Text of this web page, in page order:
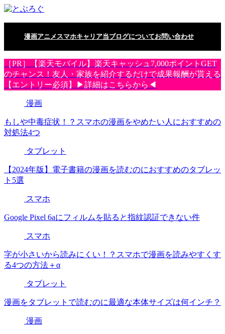
漫画アニメ スマホキャリア当ブログについてお問い合わせ
［PR］【楽天モバイル】楽天キャッシュ7,000ポイントGET
のチャンス！友人・家族を紹介するだけで成果報酬が貰える
【エントリー必須】▶詳細はこちらから◀
漫画
もしや中毒症状！？スマホの漫画をやめたい人におすすめの
対処法4つ
タブレット
【2024年版】電子書籍の漫画を読むのにおすすめのタブレッ
ト5選
スマホ
Google Pixel 6aにフィルムを貼ると指紋認証できない件
スマホ
字が小さいから読みにくい！？スマホで漫画を読みやすくす
る4つの方法＋α
タブレット
漫画をタブレットで読むのに最適な本体サイズは何インチ？
漫画